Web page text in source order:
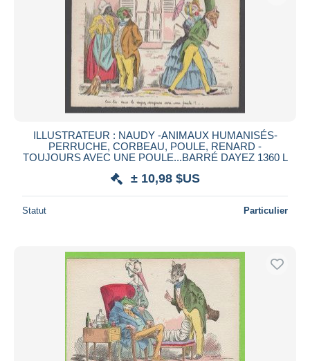
ILLUSTRATEUR : NAUDY -ANIMAUX HUMANISÉS-
PERRUCHE, CORBEAU, POULE, RENARD -
TOUJOURS AVEC UNE POULE...BARRÉ DAYEZ 1360 L
± 10,98 $US
Statut Particulier